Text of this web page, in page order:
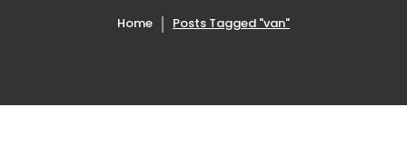
Home Posts Tagged "van"